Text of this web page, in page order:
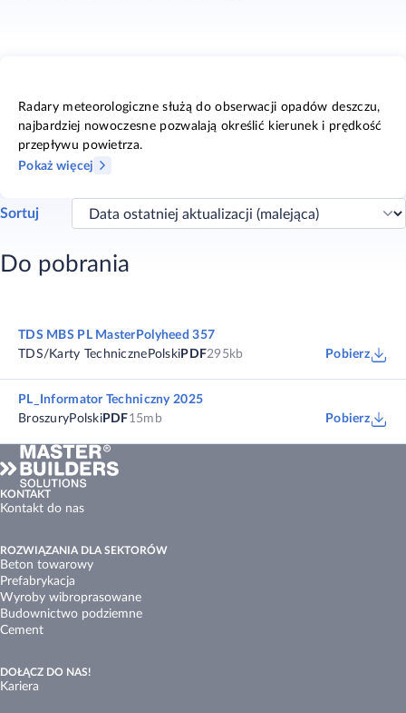
Radary meteorologiczne służą do obserwacji opadów deszczu,
najbardziej nowoczesne pozwalają określić kierunek i prędkość
przepływu powietrza.
Pokaż więcej
Sortuj
Do pobrania
TDS MBS PL MasterPolyheed 357
TDS/Karty Techniczne Polski PDF295kb Pobierz
PL_Informator Techniczny 2025
BroszuryPolskiPDF15mb Pobierz
KONTAKT
Kontakt do nas
ROZWIĄZANIA DLA SEKTORÓW
Beton towarowy
Prefabrykacja
Wyroby wibroprasowane
Budownictwo podziemne
Cement
DOŁĄCZ DO NAS!
Kariera